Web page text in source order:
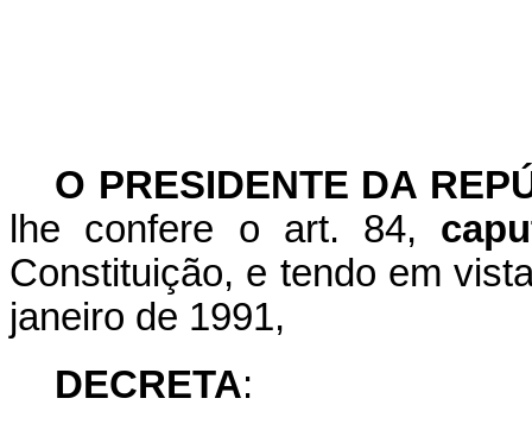
O PRESIDENTE DA
lhe confere o art. 84,
Constituição, e tendo em
janeiro de 1991,
DECRETA: